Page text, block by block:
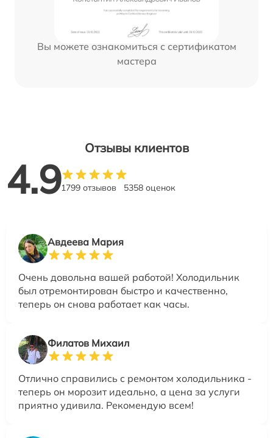
Вы можете ознакомиться с сертификатом
мастера
Отзывы клиентов
4.91799 отзывов 5358 оценок
Авдеева Мария
Очень довольна вашей работой! Холодильник
был отремонтирован быстро и качественно,
теперь он снова работает как часы.
Филатов Михаил
Отлично справились с ремонтом холодильника -
теперь он морозит идеально, а цена за услуги
приятно удивила. Рекомендую всем!